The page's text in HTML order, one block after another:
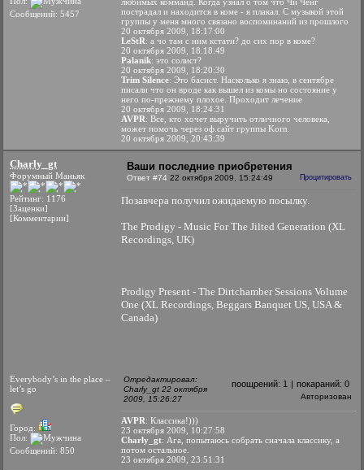
Сообщений: 5457
пострадал и находится в коме - я плакал. С музыкой этой
группы у меня много связано воспоминаний из прошлого
20 октября 2009, 18:17:00
LeStR: а чо там с ним кстати? до сих пор в коме?
20 октября 2009, 18:18:49
Palanik: это солист?
20 октября 2009, 18:20:30
Trim Silence: Это басист. Насколько я знаю, в сентябре
писали что он вроде как вышел из комы но состояние у
него по-прежнему плохое. Проходит лечение
20 октября 2009, 18:24:31
AVPR: Все, кто хочет выручить отличного человека,
может помочь через оф.сайт группы Korn.
20 октября 2009, 20:43:39
Charly_gt
Форумный Маньяк
Рейтинг: 1176
[Заценки]
[Комментарии]
Everybody’s in the place –
let’s go
Город:
Пол:
Сообщений: 850
Ваши последние приобретения
Ответ #74 22 октября 2009, 15:24:49 Процитировать
Позавчера получил ожидаемую посылку.
The Prodigy - Music For The Jilted Generation (XL
Recordings, UK)
Prodigy Present - The Dirtchamber Sessions Volume
One (XL Recordings, Beggars Banquet US, USA &
Canada)
Отредактировал:
Charly_gt 22 октября
2009, 15:26:27
поощрений: 1 | покараний: 0
Авторизован
AVPR: Классика!)))
23 октября 2009, 10:27:58
Charly_gt: Ага, попытаюсь собрать сначала классику, а
потом остальное.
23 октября 2009, 23:51:31